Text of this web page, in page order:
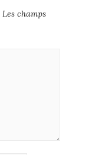
Les champs